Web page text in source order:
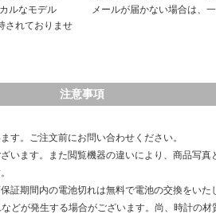
ルなモデル
されておりませ
メールが届かない場合は、
注意事項
す。ご注文前にお問い合わせください。
います。また閲覧機器の違いにより、商品写真
証期間内の電池切れは無料で電池の交換をいた
どが発生する場合がございます。尚、時計の材